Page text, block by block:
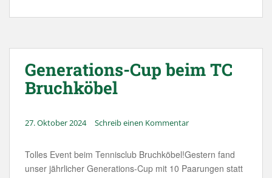
Generations-Cup beim TC
Bruchköbel
27. Oktober 2024 Schreib einen Kommentar
Tolles Event beim Tennisclub Bruchköbel!Gestern fand
unser jährlicher Generations-Cup mit 10 Paarungen statt